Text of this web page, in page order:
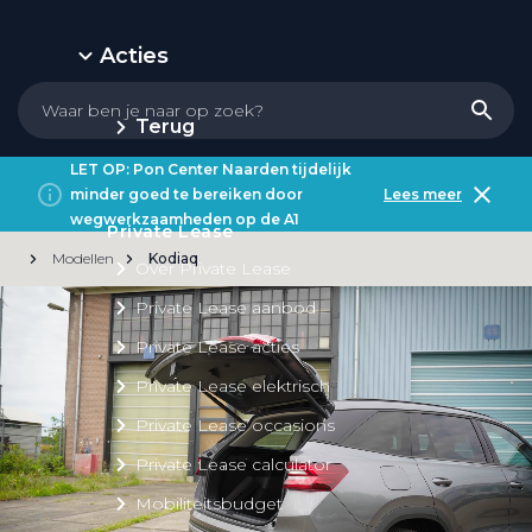
Acties
Terug
Private Lease
Over Private Lease
Private Lease aanbod
Private Lease acties
Private Lease elektrisch
Private Lease occasions
Private Lease calculator
Mobiliteitsbudget
LET OP: Pon Center Naarden tijdelijk
minder goed te bereiken door
wegwerkzaamheden op de A1
Lees meer
Modellen Kodiaq